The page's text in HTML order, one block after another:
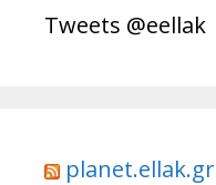
Tweets @eellak
planet.ellak.gr